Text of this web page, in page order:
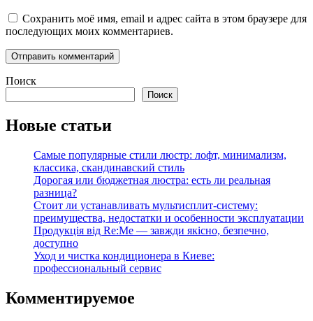
Сохранить моё имя, email и адрес сайта в этом браузере для
последующих моих комментариев.
Поиск
Поиск
Новые статьи
Самые популярные стили люстр: лофт, минимализм,
классика, скандинавский стиль
Дорогая или бюджетная люстра: есть ли реальная
разница?
Стоит ли устанавливать мультисплит-систему:
преимущества, недостатки и особенности эксплуатации
Продукція від Re:Me — завжди якісно, безпечно,
доступно
Уход и чистка кондиционера в Киеве:
профессиональный сервис
Комментируемое